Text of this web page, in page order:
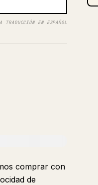
TRADUCCIÓN EN ESPAÑOL
comprar con
de